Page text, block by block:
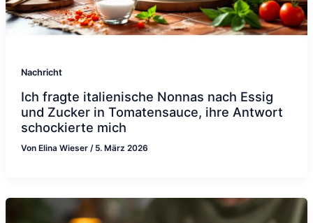
Nachricht
Ich fragte italienische Nonnas nach Essig
und Zucker in Tomatensauce, ihre Antwort
schockierte mich
Von Elina Wieser / 5. März 2026